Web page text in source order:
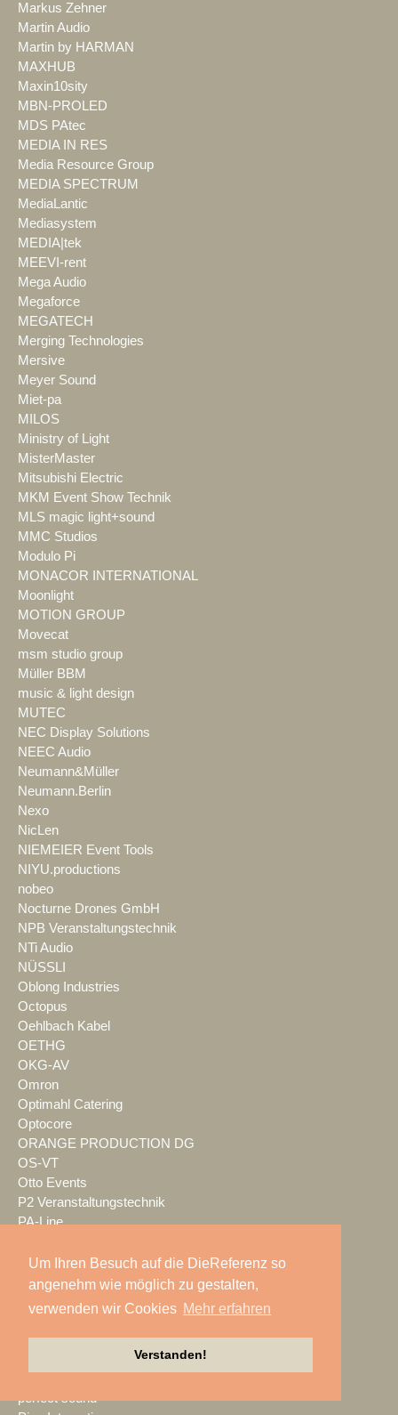
Um Ihren Besuch auf die DieReferenz so
angenehm wie möglich zu gestalten,
verwenden wir Cookies Mehr erfahren
Verstanden!
Markus Zehner
Martin Audio
Martin by HARMAN
MAXHUB
Maxin10sity
MBN-PROLED
MDS PAtec
MEDIA IN RES
Media Resource Group
MEDIA SPECTRUM
MediaLantic
Mediasystem
MEDIA|tek
MEEVI-rent
Mega Audio
Megaforce
MEGATECH
Merging Technologies
Mersive
Meyer Sound
Miet-pa
MILOS
Ministry of Light
MisterMaster
Mitsubishi Electric
MKM Event Show Technik
MLS magic light+sound
MMC Studios
Modulo Pi
MONACOR INTERNATIONAL
Moonlight
MOTION GROUP
Movecat
msm studio group
Müller BBM
music & light design
MUTEC
NEC Display Solutions
NEEC Audio
Neumann&Müller
Neumann.Berlin
Nexo
NicLen
NIEMEIER Event Tools
NIYU.productions
nobeo
Nocturne Drones GmbH
NPB Veranstaltungstechnik
NTi Audio
NÜSSLI
Oblong Industries
Octopus
Oehlbach Kabel
OETHG
OKG-AV
Omron
Optimahl Catering
Optocore
ORANGE PRODUCTION DG
OS-VT
Otto Events
P2 Veranstaltungstechnik
PA-Line
PAM/events
Pan Acoustics
Party Rent
perfect sound